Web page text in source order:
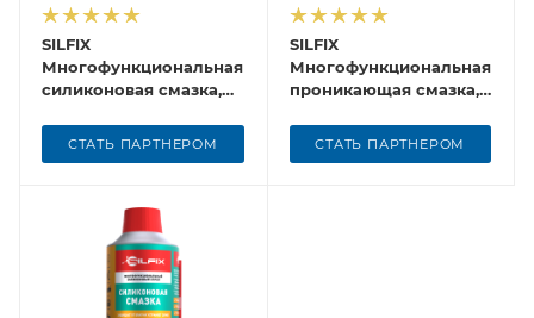
SILFIX
Многофункциональная
силиконовая смазка,
СТАТЬ ПАРТНЕРОМ
SILFIX
Многофункциональная
проникающая смазка,
СТАТЬ ПАРТНЕРОМ